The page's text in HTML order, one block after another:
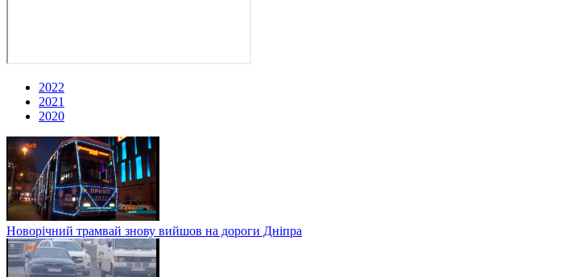
2022
2021
2020
Новорічний трамвай знову вийшов на дороги Дніпра